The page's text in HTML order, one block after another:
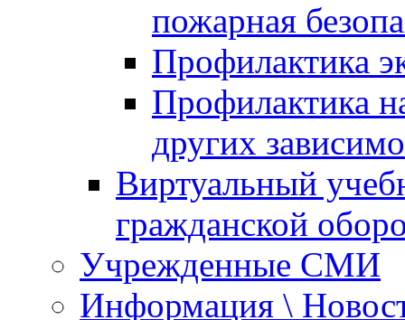
пожарная
Профилактика
Профилактика
других
Виртуальный
гражданской
Учрежденные СМИ
Информация \